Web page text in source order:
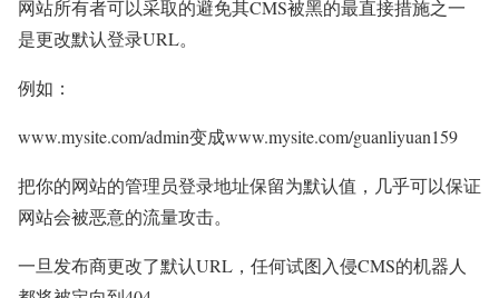
网站所有者可以采取的避免其CMS被黑的最直接措施之一
是更改默认登录URL。
例如：
www.mysite.com/admin变成www.mysite.com/guanliyuan159
把你的网站的管理员登录地址保留为默认值，几乎可以保证
网站会被恶意的流量攻击。
一旦发布商更改了默认URL，任何试图入侵CMS的机器人